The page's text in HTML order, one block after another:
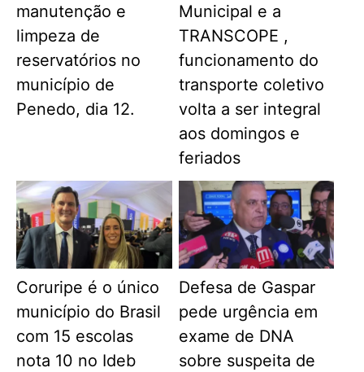
manutenção e
limpeza de
reservatórios no
município de
Penedo, dia 12.
Municipal e a
TRANSCOPE ,
funcionamento do
transporte coletivo
volta a ser integral
aos domingos e
feriados
Coruripe é o único
município do Brasil
com 15 escolas
nota 10 no Ideb
Defesa de Gaspar
pede urgência em
exame de DNA
sobre suspeita de